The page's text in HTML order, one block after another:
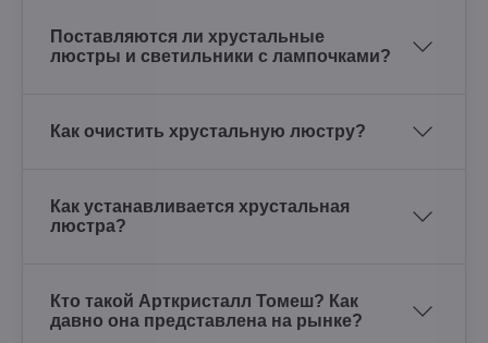
Поставляются ли хрустальные
люстры и светильники с лампочками?
Как очистить хрустальную люстру?
Как устанавливается хрустальная
люстра?
Кто такой Арткристалл Томеш? Как
давно она представлена на рынке?